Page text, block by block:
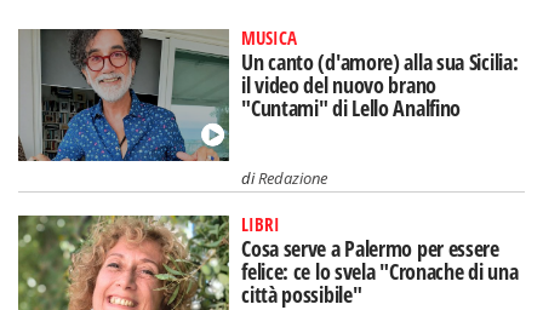
MUSICA
Un canto (d'amore) alla sua Sicilia:
il video del nuovo brano
"Cuntami" di Lello Analfino
diRedazione
LIBRI
Cosa serve a Palermo per essere
felice: ce lo svela "Cronache di una
città possibile"